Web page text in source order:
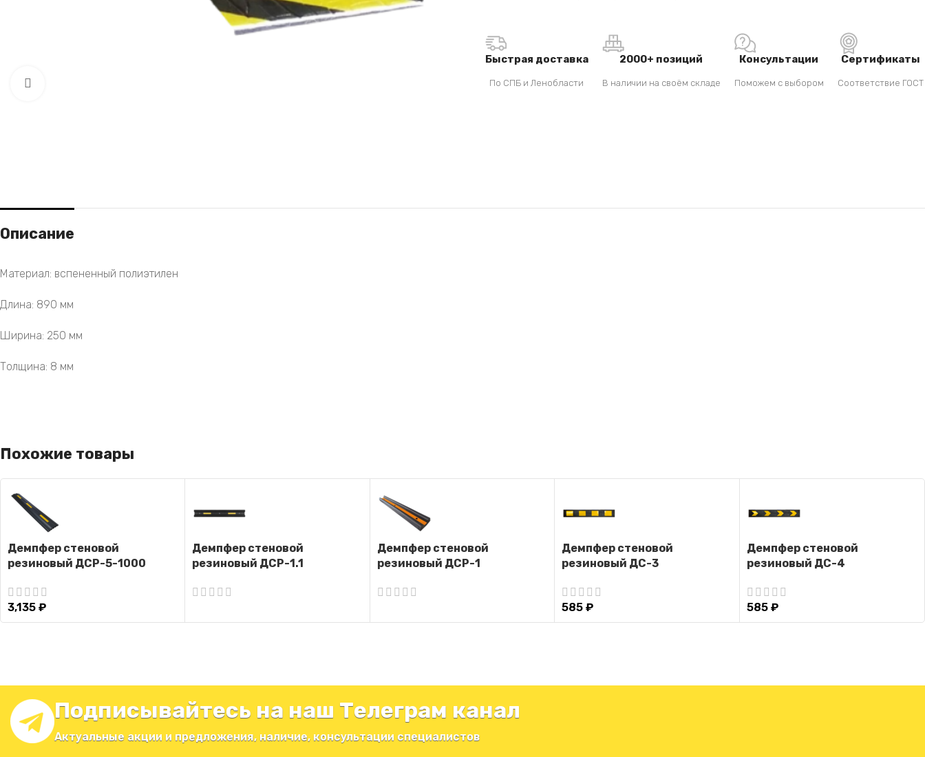
Быстрая доставка
По СПБ и Ленобласти
2000+ позиций
В наличии на своём складе
Консультации
Поможем с выбором
Сертификаты
Соответствие ГОСТ
Описание
Материал: вспененный полиэтилен
Длина: 890 мм
Ширина: 250 мм
Толщина: 8 мм
Похожие товары
Демпфер стеновой
резиновый ДСР-5-1000
3,135 ₽
Демпфер стеновой
резиновый ДСР-1.1
Демпфер стеновой
резиновый ДСР-1
Демпфер стеновой
резиновый ДС-3
585₽
Демпфер стеновой
резиновый ДС-4
585 ₽
Подписывайтесь на наш Телеграм канал
Актуальные акции и предложения, наличие, консультации специалистов